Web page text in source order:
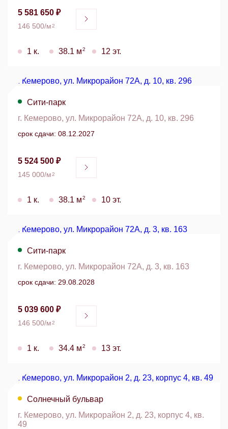
5 581 650 ₽
146 500/м2
1 к. 38.1 м2 12 эт.
Сити-парк
г. Кемерово, ул. Микрорайон 72А, д. 10, кв. 296
срок сдачи: 08.12.2027
5 524 500 ₽
145 000/м2
1 к. 38.1 м2 10 эт.
Сити-парк
г. Кемерово, ул. Микрорайон 72А, д. 3, кв. 163
срок сдачи: 29.08.2028
5 039 600 ₽
146 500/м2
1 к. 34.4 м2 13 эт.
Солнечный бульвар
г. Кемерово, ул. Микрорайон 2, д. 23, корпус 4, кв.
49